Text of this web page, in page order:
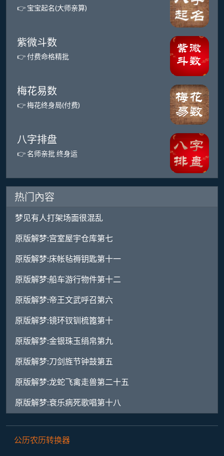
👉 宝宝起名(大师亲算)
紫微斗数
👉 付费命格精批
梅花易数
👉 梅花终身局(付费)
八字排盘
👉 名师亲批 终身运
热门內容
梦见有人打架场面很混乱
原版解梦:宫室屋宇仓库第七
原版解梦:床帐毡褥钥匙第十一
原版解梦:船车游行物件第十二
原版解梦:帝王文武呼召第六
原版解梦:镜环钗钏梳篦第十
原版解梦:金银珠玉绢帛第九
原版解梦:刀剑旌节钟鼓第五
原版解梦:龙蛇飞禽走兽第二十五
原版解梦:衰乐病死歌唱第十八
公历农历转换器